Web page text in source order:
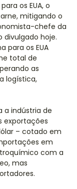
os EUA, o
mitigando o
chefe da
divulgado hoje.
para os EUA
total de
as
logística,
a indústria de
exportações
– cotado em
em
com a
mas